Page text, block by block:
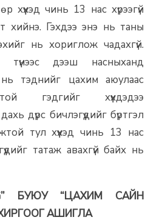
хүүхэд чинь 13 нас хүрээгүй
хийнэ. Гэхдээ энэ нь таны
нь хориглож чадахгүй.
дээш насныханд
тэднийг цахим аюулаас
гэдгийг хүүхдэдээ
дүрс бичлэгүүдийг бүртгэл
тул хүүхэд чинь 13 нас
татаж авахгүй байх нь
БУЮУ “ЦАХИМ САЙН
АШИГЛА